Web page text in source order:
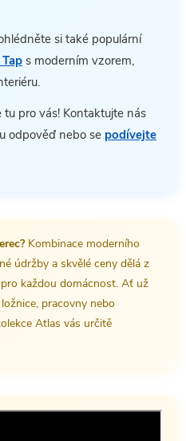
si také populární
s moderním vzorem,
tu pro vás! Kontaktujte nás
odpověď nebo se podívejte
Kombinace moderního
údržby a skvělé ceny dělá z
každou domácnost. Ať už
pracovny nebo
Atlas vás určitě